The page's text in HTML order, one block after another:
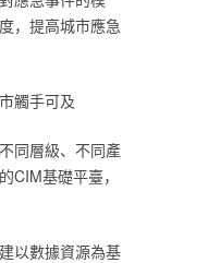
，提高城市應急
觸手可及
同層級、不同產
CIM基礎平臺，
以數據資源為基